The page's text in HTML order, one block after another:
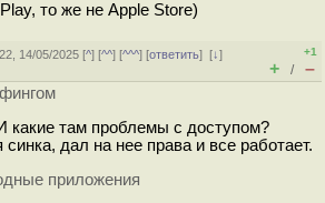
то же не Apple Store)
14/05/2025 [^] [^^] [^^^] [ответить][↓]
+1
+ / –
какие там проблемы с доступом?
дал на нее права и все работает.
приложения